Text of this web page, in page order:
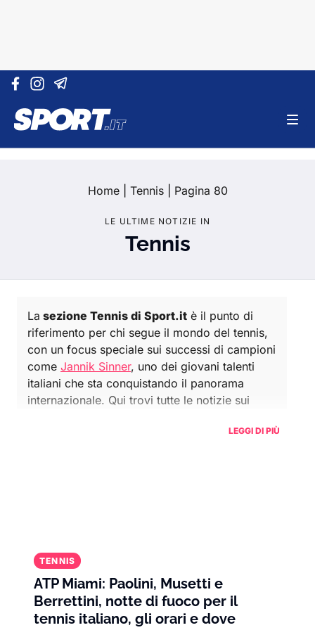
Vai al contenuto
LE ULTIME NOTIZIE IN
Tennis
Home| Tennis| Pagina 80
La sezione Tennis di Sport.it è il punto di
riferimento per chi segue il mondo del tennis,
con un focus speciale sui successi di campioni
come Jannik Sinner, uno dei giovani talenti
italiani che sta conquistando il panorama
internazionale. Qui trovi tutte le notizie sui
US Open
comeNovak Djokovic
Medvedev
questo sport, offrendo sfide memorabili e
momenti di grande intensità.
LEGGI DI PIÙ
TENNIS
ATP Miami: Paolini, Musetti e
Berrettini, notte di fuoco per il
tennis italiano, gli orari e dove